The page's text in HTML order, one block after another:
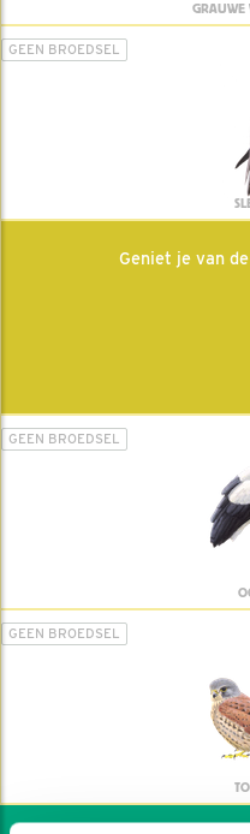
GRAUWE
GEEN BROEDSEL
Geniet je van
GEEN BROEDSEL
GEEN BROEDSEL